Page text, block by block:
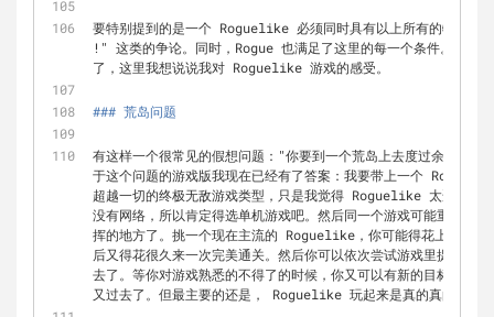
要特别提到的是一个 Roguelike 必须同时具有以上所有的特性
!" 这类的争论。同时，Rogue 也满足了这里的每一个条件。但是
了，这里我想说说我对 Roguelike 游戏的感受。
### 荒岛问题
有这样一个很常见的假想问题："你要到一个荒岛上去度过余生，只
于这个问题的游戏版我现在已经有了答案：我要带上一个
超越一切的终极无敌游戏类型，只是我觉得 Roguelike 太适合这
没有网络，所以肯定得选单机游戏吧。然后同一个游戏可能重复
挥的地方了。挑一个现在主流的 Roguelike，你可能得花上一年多
后又得花很久来一次完美通关。然后你可以依次尝试游戏里提供的
去了。等你对游戏熟悉的不得了的时候，你又可以有新的目标了，
又过去了。但最主要的还是， Roguelike 玩起来是真的真的很有